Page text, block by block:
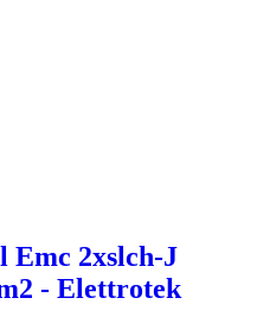
Emc 2xslch-J
- Elettrotek